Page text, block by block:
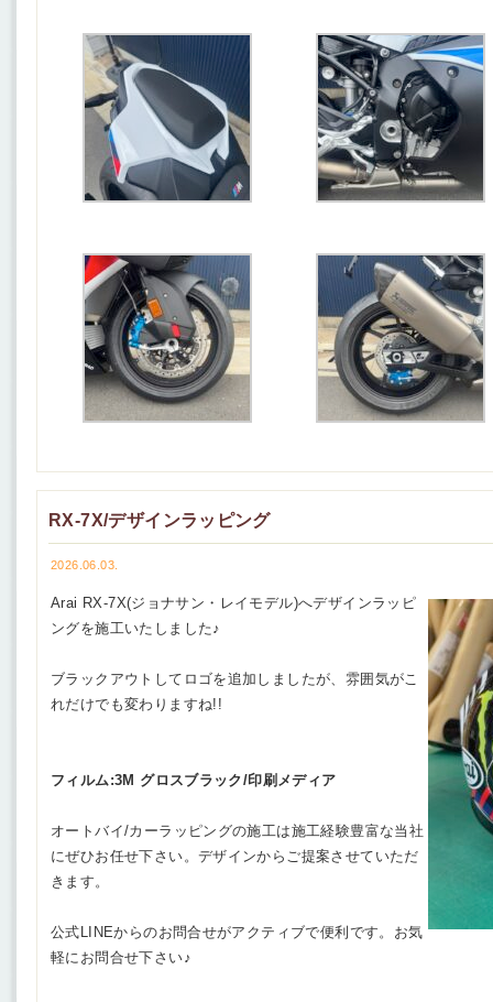
RX-7X/デザインラッピング
2026.06.03.
Arai RX-7X(ジョナサン・レイモデル)へデザインラッピ
ングを施工いたしました♪
ブラックアウトしてロゴを追加しましたが、雰囲気がこ
れだけでも変わりますね!!
フィルム:3M グロスブラック/印刷メディア
オートバイ/カーラッピングの施工は施工経験豊富な当社
にぜひお任せ下さい。デザインからご提案させていただ
きます。
公式LINEからのお問合せがアクティブで便利です。お気
軽にお問合せ下さい♪